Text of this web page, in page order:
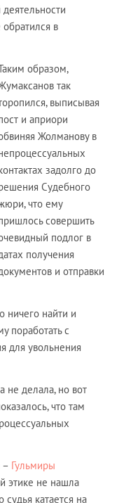
в
образом,
так
выписывая
и априори
Жолманову в
задолго до
Судебного
что ему
совершить
подлог в
получения
и отправки
ничего найти и
поработать с
для увольнения
не делала, но вот
что там
– Гульмиры
этике не нашла
судья катается на